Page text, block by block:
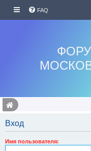
FAQ
Вход
Имя пользователя: